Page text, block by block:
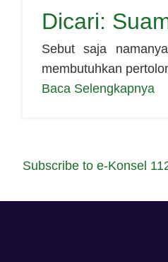
Dicari:
Sebut saja
membutuhkan
Baca Selengkapnya
Subscribe to e-Konsel